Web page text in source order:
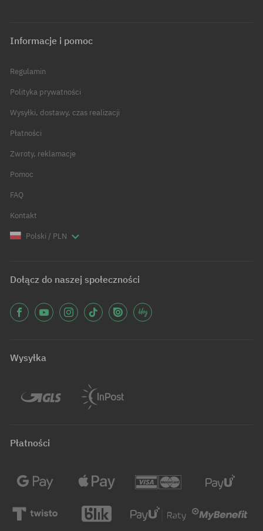
Informacje i pomoc
Regulamin
Polityka prywatności
Wysyłki, dostawy, czas realizacji
Płatności
Zwroty, reklamacje
Pomoc
FAQ
Kontakt
Polski / PLN
Dołącz do naszej społeczności
Wysyłka
Płatności